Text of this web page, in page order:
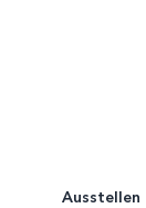
Ausstellen